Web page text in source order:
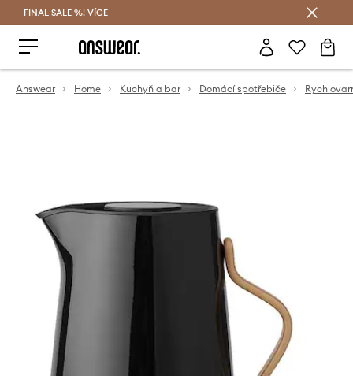
FINAL SALE %! VÍCE
Answear Home Kuchyň a bar Domácí spotřebiče